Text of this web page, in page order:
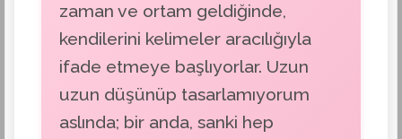
zaman ve ortam geldiğinde,
kendilerini kelimeler aracılığıyla
ifade etmeye başlıyorlar. Uzun
uzun düşünüp tasarlamıyorum
aslında; bir anda, sanki hep